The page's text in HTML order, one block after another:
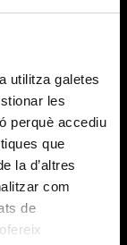
utilitza galetes
les
perquè accediu
que
la d’altres
com
de